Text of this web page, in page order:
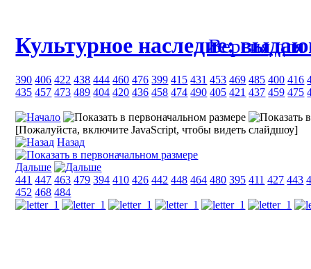
Версия
Культурное наследие:
390 406 422 438 444 460 476 399 415 431 453 469 485 400 416
435 457 473 489 404 420 436 458 474 490 405 421 437 459 475
[Пожалуйста, включите JavaScript, чтобы видеть слайдшоу]
Назад
Дальше
441 447 463 479 394 410 426 442 448 464 480 395 411 427 443
452 468 484